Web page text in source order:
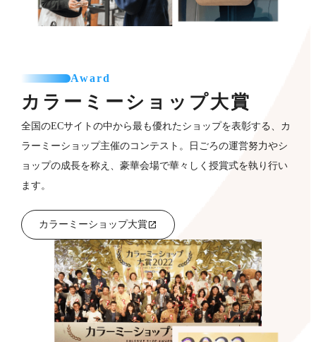
Award
カラーミーショップ大賞
全国のECサイトの中から最も優れたショップを表彰する、カ
ラーミーショップ主催のコンテスト。日ごろの運営努力やシ
ョップの成長を称え、豪華会場で華々しく授賞式を執り行い
ます。
カラーミーショップ大賞